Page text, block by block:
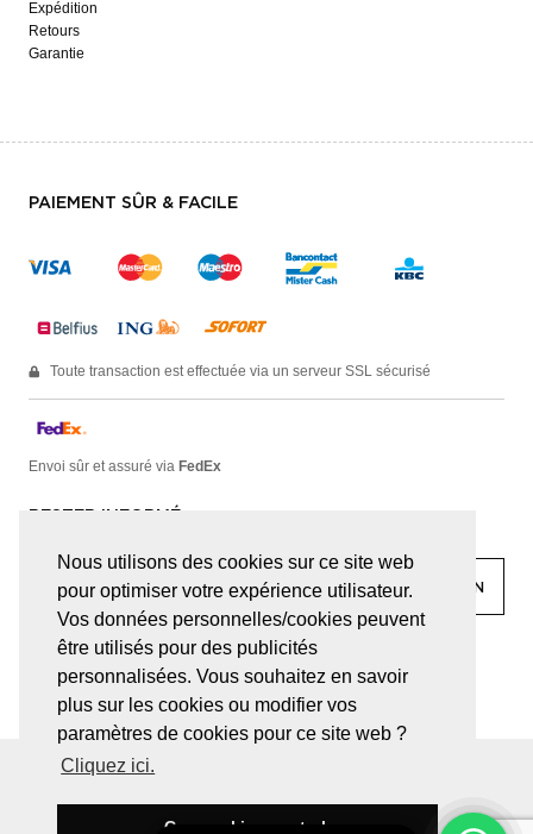
Nous utilisons des cookies sur ce site web
pour optimiser votre expérience utilisateur.
Vos données personnelles/cookies peuvent
être utilisés pour des publicités
personnalisées. Vous souhaitez en savoir
plus sur les cookies ou modifier vos
paramètres de cookies pour ce site web ?
Cliquez ici.
Ces cookies sont ok
Expédition
Retours
Garantie
PAIEMENT SÛR & FACILE
Toute transaction est effectuée via un serveur SSL sécurisé
Envoi sûr et assuré via FedEx
RESTER INFORMÉ
facebook linkedin